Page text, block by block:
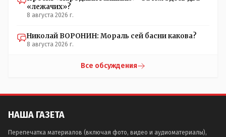
«лежачих»?
8 августа 2026 г.
Николай ВОРОНИН: Мораль сей басни какова?
8 августа 2026 г.
Все обсуждения
НАША ГАЗЕТА
Перепечатка материалов (включая фото, видео и аудиоматериалы),